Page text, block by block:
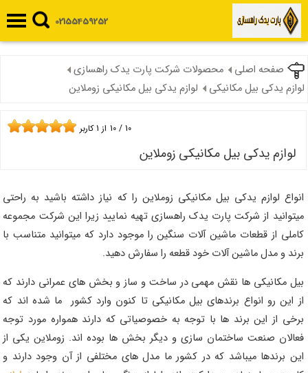
02155459252
صفحه اصلی
محصولات شرکت پارت یدک راهسازی
لوازم یدکی بیل مکانیکی
لوازم یدکی بیل مکانیکی زوملاین
لوازم یدکی بیل مکانیکی زوملاین
10 / 10 از 1کاربر
انواع لوازم یدکی بیل مکانیکی زوملاین را که نیاز داشته باشید به راحتی
میتوانید از شرکت پارت یدک راهسازی تهیه نمایید زیرا این شرکت مجموعه
کاملی از قطعات ماشین آلات سنگین را موجود دارد که میتوانید متناسب با
برند و مدل ماشین آلات خود قطعه را سفارش دهید.
بیل مکانیکی ها نقش مهمی در ساخت و ساز و بخش های عمرانی دارند که
از این رو انواع برندهای بیل مکانیکی تا کنون وارد کشور ما شده اند که
برخی از این برند ها با توجه به خصوصیاتی که دارند همواره مورد توجه
فعالان صنعت ساختمان سازی و دیگر بخش ها بوده اند. زوملاین یکی از
این برندها میباشد که در کشور ما مدل های مختلفی از آن وجود دارند و